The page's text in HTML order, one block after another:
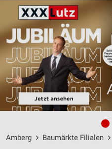
Amberg Baumärkte Filialen